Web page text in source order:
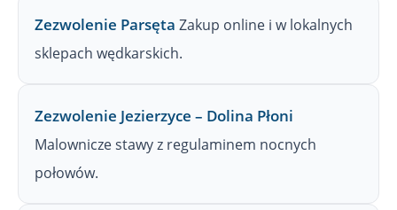
Zezwolenie Parsęta Zakup online i w lokalnych
sklepach wędkarskich.
Zezwolenie Jezierzyce – Dolina Płoni
Malownicze stawy z regulaminem nocnych
połowów.